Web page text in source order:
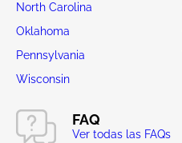
North Carolina
Oklahoma
Pennsylvania
Wisconsin
FAQ
Ver todas las FAQs